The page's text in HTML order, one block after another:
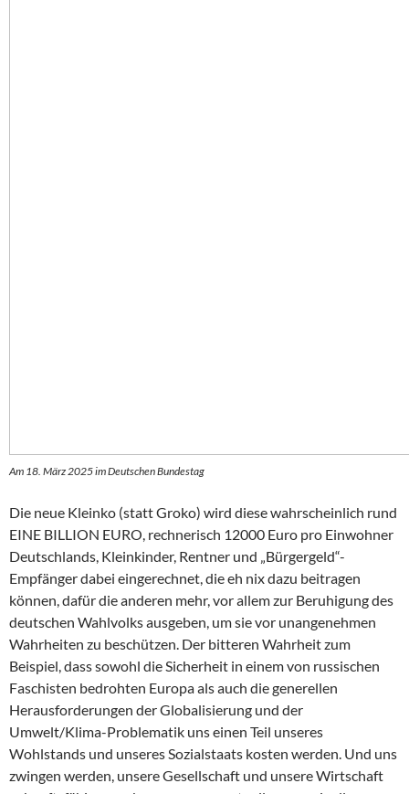
Am 18. März 2025 im Deutschen Bundestag
Die neue Kleinko (statt Groko) wird diese wahrscheinlich rund
EINE BILLION EURO, rechnerisch 12000 Euro pro Einwohner
Deutschlands, Kleinkinder, Rentner und „Bürgergeld“-
Empfänger dabei eingerechnet, die eh nix dazu beitragen
können, dafür die anderen mehr, vor allem zur Beruhigung des
deutschen Wahlvolks ausgeben, um sie vor unangenehmen
Wahrheiten zu beschützen. Der bitteren Wahrheit zum
Beispiel, dass sowohl die Sicherheit in einem von russischen
Faschisten bedrohten Europa als auch die generellen
Herausforderungen der Globalisierung und der
Umwelt/Klima-Problematik uns einen Teil unseres
Wohlstands und unseres Sozialstaats kosten werden. Und uns
zwingen werden, unsere Gesellschaft und unsere Wirtschaft